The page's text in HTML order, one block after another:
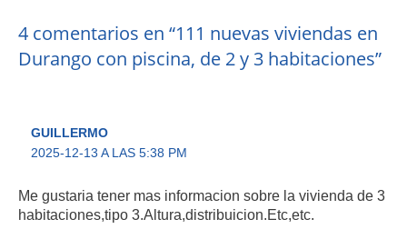
4 comentarios en “111 nuevas viviendas en
Durango con piscina, de 2 y 3 habitaciones”
GUILLERMO
2025-12-13 A LAS 5:38 PM
Me gustaria tener mas informacion sobre la vivienda de 3
habitaciones,tipo 3.Altura,distribuicion.Etc,etc.